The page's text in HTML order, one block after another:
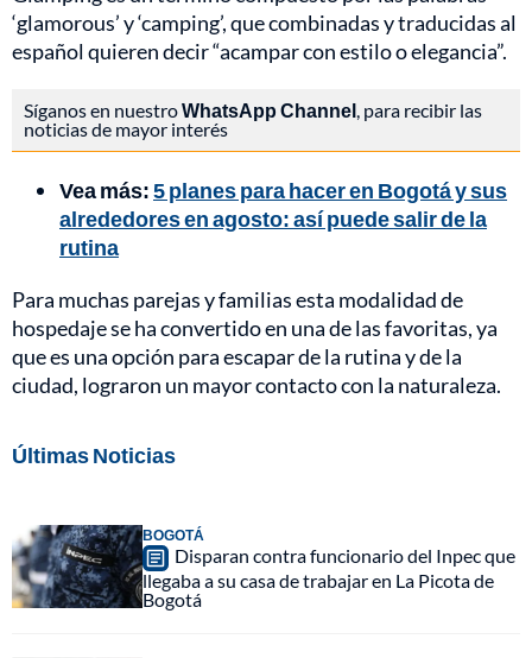
‘glamorous’ y ‘camping’, que combinadas y traducidas al
español quieren decir “acampar con estilo o elegancia”.
Síganos en nuestroWhatsApp Channel, para recibir las
noticias de mayor interés
Vea más:5 planes para hacer en Bogotá y sus
alrededores en agosto: así puede salir de la
rutina
Para muchas parejas y familias esta modalidad de
hospedaje se ha convertido en una de las favoritas, ya
que es una opción para escapar de la rutina y de la
ciudad, lograron un mayor contacto con la naturaleza.
Últimas Noticias
BOGOTÁ
Disparan contra funcionario del Inpec que
llegaba a su casa de trabajar en La Picota de
Bogotá